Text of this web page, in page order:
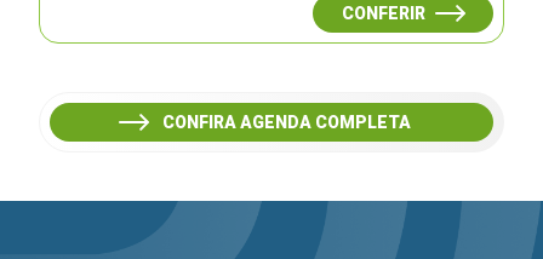
CONFERIR
CONFIRA AGENDA COMPLETA